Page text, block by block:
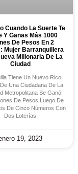
Cuando La Suerte Te
Y Ganas Más 1000
De Pesos En 2
Mujer Barranquillera
Millonaria De La
Ciudad
Tiene Un Nuevo Rico,
Una Ciudadana De La
Metropolitana Se Ganó
De Pesos Luego De
De Cinco Números Con
Dos Loterías
19, 2023